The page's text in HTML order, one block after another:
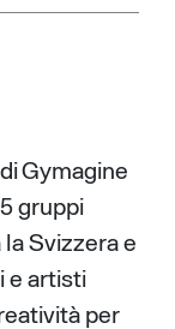
Gymagine
gruppi
Svizzera e
e artisti
per